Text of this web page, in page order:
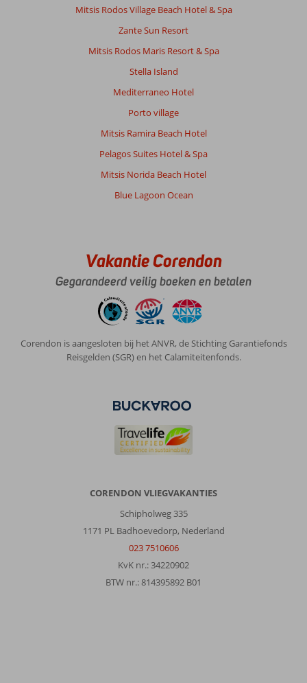
Mitsis Rodos Village Beach Hotel & Spa
Zante Sun Resort
Mitsis Rodos Maris Resort & Spa
Stella Island
Mediterraneo Hotel
Porto village
Mitsis Ramira Beach Hotel
Pelagos Suites Hotel & Spa
Mitsis Norida Beach Hotel
Blue Lagoon Ocean
Vakantie Corendon
Gegarandeerd veilig boeken en betalen
Corendon is aangesloten bij het ANVR, de Stichting Garantiefonds
Reisgelden (SGR) en het Calamiteitenfonds.
CORENDON VLIEGVAKANTIES
Schipholweg 335
1171 PL Badhoevedorp, Nederland
023 7510606
KvK nr.: 34220902
BTW nr.: 814395892 B01